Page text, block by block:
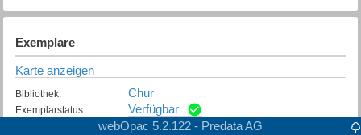
Exemplare
Karte anzeigen
Bibliothek: Chur
Exemplarstatus:
Verfügbar
webOpac 5.2.122 - Predata AG